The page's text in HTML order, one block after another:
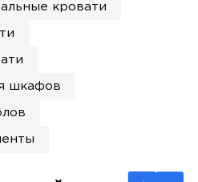
кровати
шкафов